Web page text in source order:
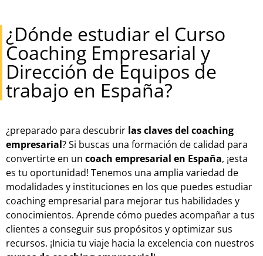
¿Dónde estudiar el Curso
Coaching Empresarial y
Dirección de Equipos de
trabajo en España?
¿preparado para descubrir las claves del coaching
empresarial? Si buscas una formación de calidad para
convertirte en un coach empresarial en España, ¡esta
es tu oportunidad! Tenemos una amplia variedad de
modalidades y instituciones en los que puedes estudiar
coaching empresarial para mejorar tus habilidades y
conocimientos. Aprende cómo puedes acompañar a tus
clientes a conseguir sus propósitos y optimizar sus
recursos. ¡Inicia tu viaje hacia la excelencia con nuestros